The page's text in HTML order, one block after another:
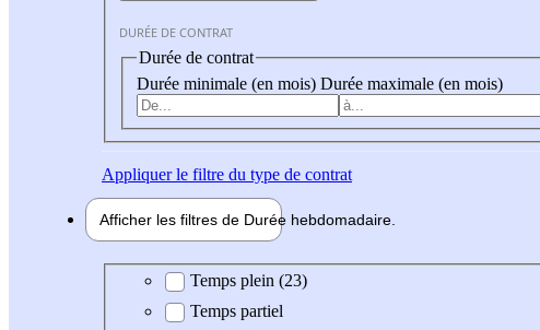
DURÉE DE CONTRAT
Durée de contrat
Durée minimale (en mois) Durée maximale (en mois)
Appliquerle filtre du type de contrat
Afficher les filtres de Durée hebdomadaire
Durée hebdomadaire
Temps plein (23)
Temps partiel